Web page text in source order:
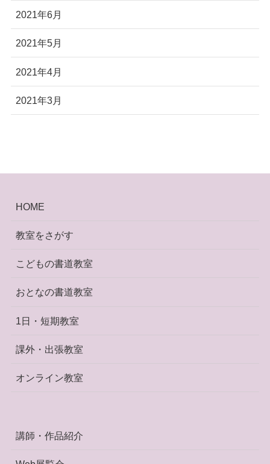
2021年6月
2021年5月
2021年4月
2021年3月
HOME
教室をさがす
こどもの書道教室
おとなの書道教室
1日・短期教室
課外・出張教室
オンライン教室
講師・作品紹介